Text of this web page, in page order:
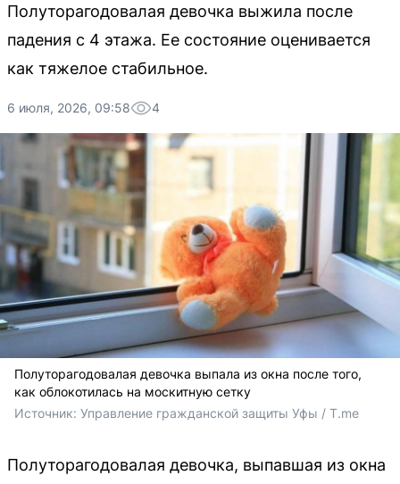
Полуторагодовалая девочка выжила после
падения с 4 этажа. Ее состояние оценивается
как тяжелое стабильное.
6 июля, 2026, 09:58 4
Полуторагодовалая девочка выпала из окна после того,
как облокотилась на москитную сетку
Источник: Управление гражданской защиты Уфы / T.me
Полуторагодовалая девочка, выпавшая из окна